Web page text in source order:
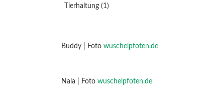
Tierhaltung (1)
Buddy | Foto wuschelpfoten.de
Nala | Foto wuschelpfoten.de